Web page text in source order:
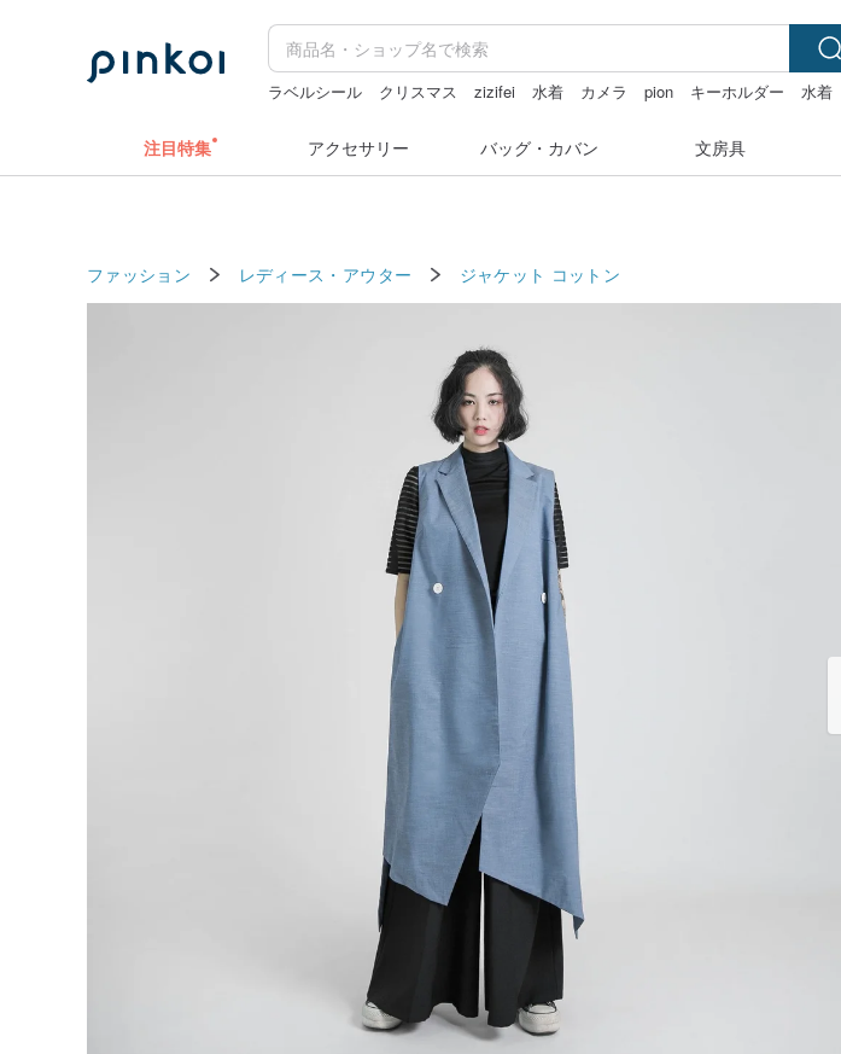
ラベルシール クリスマス zizifei 水着 カメラ pion キーホルダー 水着
注目特集 アクセサリー バッグ・カバン 文房具
ファッション レディース・アウター ジャケット コットン